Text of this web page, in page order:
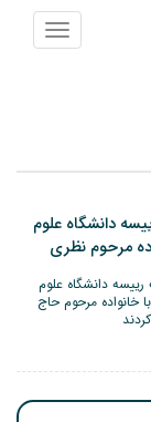
نمایش
منو
دانشگاه علوم
مرحوم نظری
دانشگاه علوم
خانواده مرحوم حاج